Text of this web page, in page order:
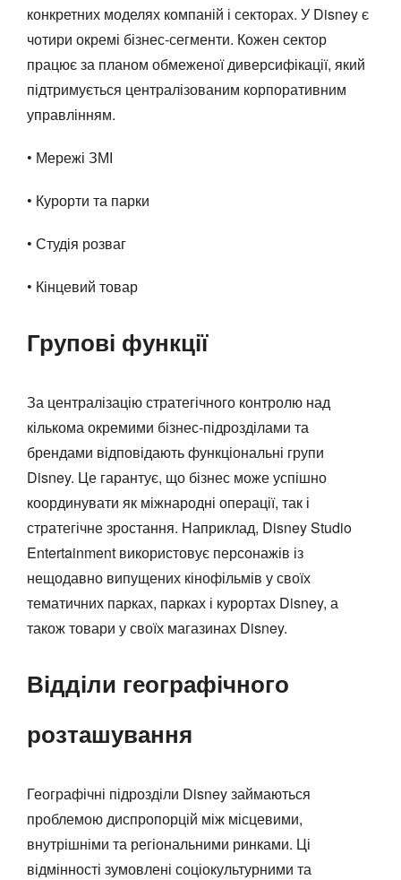
конкретних моделях компаній і секторах. У Disney є
чотири окремі бізнес-сегменти. Кожен сектор
працює за планом обмеженої диверсифікації, який
підтримується централізованим корпоративним
управлінням.
• Мережі ЗМІ
• Курорти та парки
• Студія розваг
• Кінцевий товар
Групові функції
За централізацію стратегічного контролю над
кількома окремими бізнес-підрозділами та
брендами відповідають функціональні групи
Disney. Це гарантує, що бізнес може успішно
координувати як міжнародні операції, так і
стратегічне зростання. Наприклад, Disney Studio
Entertainment використовує персонажів із
нещодавно випущених кінофільмів у своїх
тематичних парках, парках і курортах Disney, а
також товари у своїх магазинах Disney.
Відділи географічного
розташування
Географічні підрозділи Disney займаються
проблемою диспропорцій між місцевими,
внутрішніми та регіональними ринками. Ці
відмінності зумовлені соціокультурними та